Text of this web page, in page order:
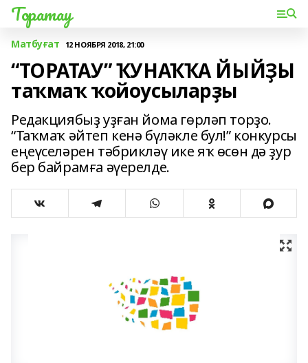
Торатау
Матбуғат 12 НОЯБРЯ 2018, 21:00
“ТОРАТАУ” ҠУНАҠҠА ЙЫЙҘЫ
таҡмаҡ ҡойоусыларҙы
Редакциябыҙ уҙған йома гөрләп торҙо.
“Таҡмаҡ әйтеп кенә бүләкле бул!” конкурсы
еңеүселәрен тәбрикләү ике яҡ өсөн дә ҙур
бер байрамға әүерелде.